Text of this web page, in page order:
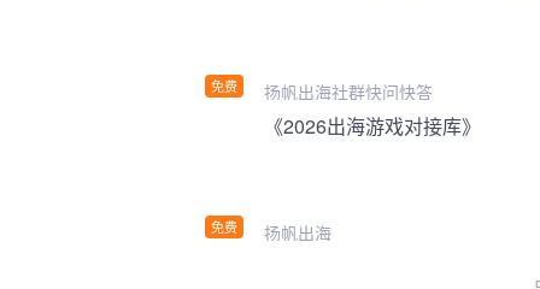
免费 扬帆出海社群快问快答
免费
《2026出海游戏对接库》
扬帆出海